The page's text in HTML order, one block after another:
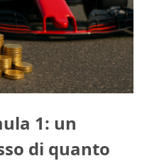
1: un
di quanto